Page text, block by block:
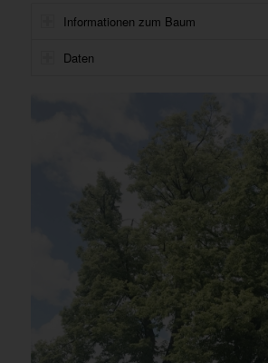
Informationen zum Baum
Daten